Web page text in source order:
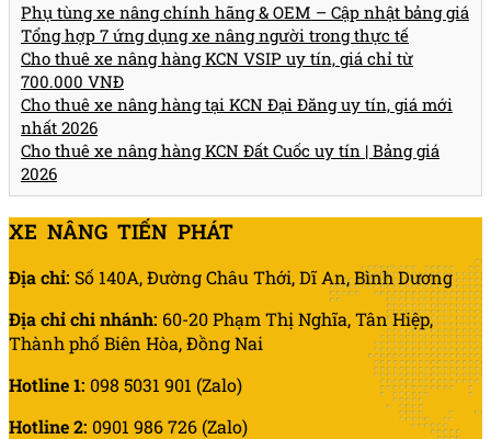
Phụ tùng xe nâng chính hãng & OEM – Cập nhật bảng giá
Tổng hợp 7 ứng dụng xe nâng người trong thực tế
Cho thuê xe nâng hàng KCN VSIP uy tín, giá chỉ từ
700.000 VNĐ
Cho thuê xe nâng hàng tại KCN Đại Đăng uy tín, giá mới
nhất 2026
Cho thuê xe nâng hàng KCN Đất Cuốc uy tín | Bảng giá
2026
XE NÂNG TIẾN PHÁT
Địa chỉ: Số 140A, Đường Châu Thới, Dĩ An, Bình Dương
Địa chỉ chi nhánh: 60-20 Phạm Thị Nghĩa, Tân Hiệp,
Thành phố Biên Hòa, Đồng Nai
Hotline 1: 098 5031 901 (Zalo)
Hotline 2: 0901 986 726 (Zalo)